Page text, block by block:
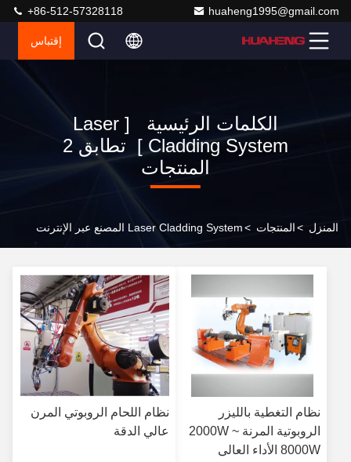
huaheng1995@gmail.com
+86-512-57328118
إقتباس
الكلمات الرئيسية [ Laser
Cladding System ] تطابق 2
المنتجات
المنزل >المنتجات >Laser Cladding System المصنع عبر الإنترنت
نظام التغطية بالليزر
الروبوتية المرنة 2000W ~
8000W الأداء العالي
نظام اللحام الروبوتي المرن
عالي الدقة